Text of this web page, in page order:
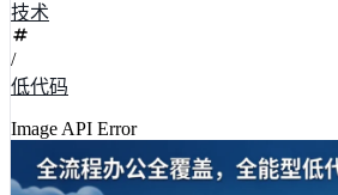
技术
/
低代码
Image API Error